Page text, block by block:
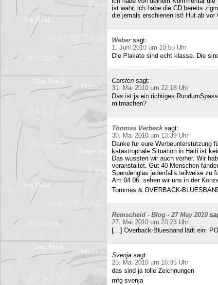
ist wahr, ich habe die CD bereits
die jemals erschienen ist! Hut ab vor
Weber sagt:
1. Juni 2010 um 10:55 Uhr
Die Plakate sind echt klasse. Die
Carsten sagt:
31. Mai 2010 um 22:18 Uhr
Das ist ja ein richtiges
mitmachen?
Thomas Verbeck sagt:
30. Mai 2010 um 13:39 Uhr
Danke für eure Werbeunterstützung
katastrophale Situation in Haiti ist
Das wussten wir auch vorher. Wir
veranstaltet. Gut 40 Menschen
Spendenglas jedenfalls teilweise zu
Am 04.06. sehen wir uns in der
Tommes & OVERBACK-
Remscheid - Blog - 27 May 2010
27. Mai 2010 um 20:23 Uhr
[…] Overback-Bluesband lädt ein:
Svenja sagt:
25. Mai 2010 um 16:35 Uhr
das sind ja tolle Zeichnungen
mfg svenja